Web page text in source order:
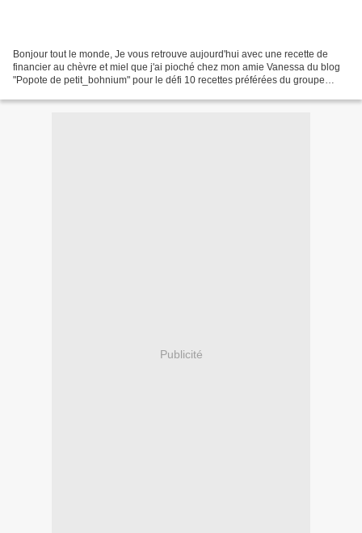
Bonjour tout le monde, Je vous retrouve aujourd'hui avec une recette de
financier au chèvre et miel que j'ai pioché chez mon amie Vanessa du blog
"Popote de petit_bohnium" pour le défi 10 recettes préférées du groupe
Publicité